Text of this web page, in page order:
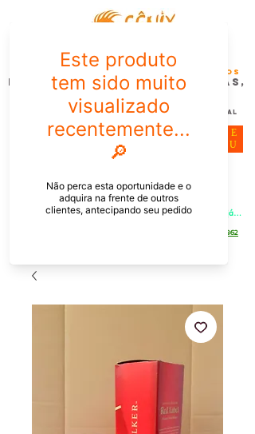
FÊNIX DESIGN STUDIO | Design
Gráfico| Desenvolvimento de Produtos
Personalizados para Pessoas,
Empresas e EventoS
Lembrancinhas, Brindes promocionais,
Decoração, Presentes e Comunicação Visual
PEDIDOS PELO CHAT OU WHATSAPP: Informe os produtos,
quantidade e o CEP ou endereço de entrega e receba um link já
ME
NU
[21] 9 6546 4862